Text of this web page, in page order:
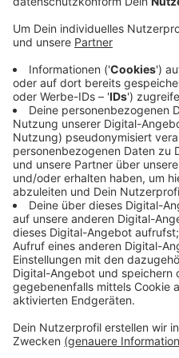
Briller Straße gehören zu
außergerichtlichen
die auch Fotos von sehr
Fahrzeugen machen.
durch das Wohngebiet
Carnaper Straße - und
morgens. Einige
werden dadurch
Wuppertal teilt mit, dass
ausschildern will. Das
es.
Veröffentlicht: Montag,
Anzeige